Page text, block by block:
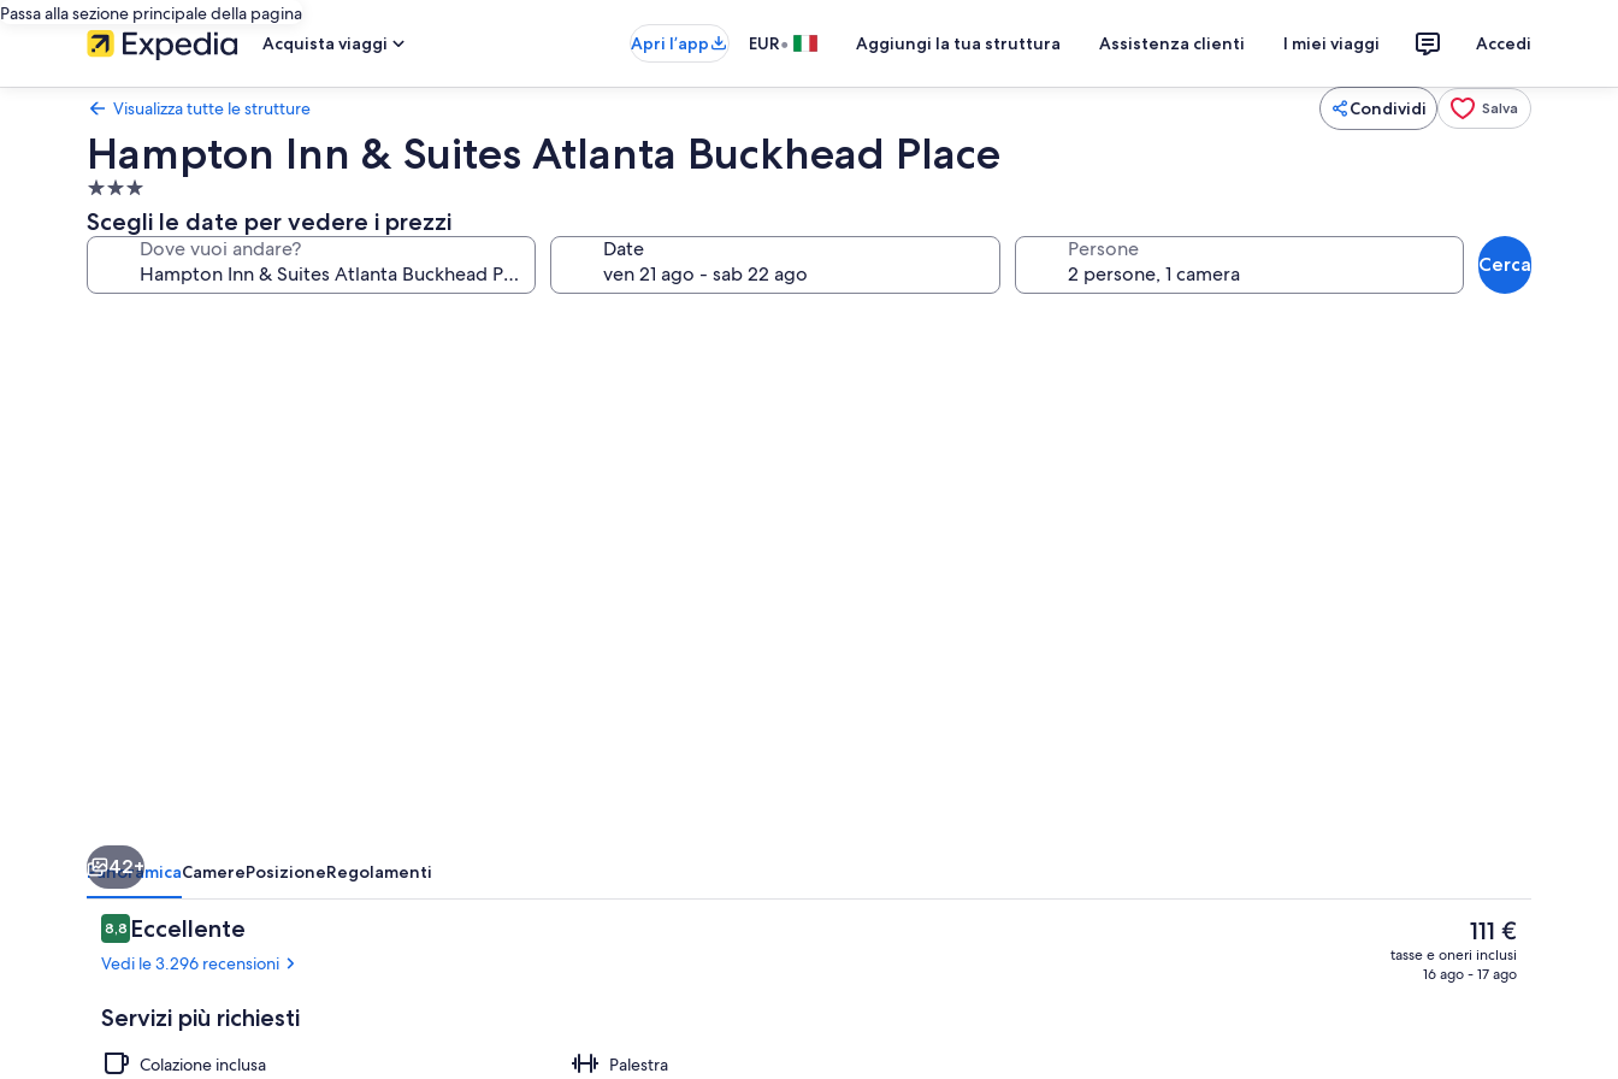
Passa alla sezione principale della pagina
Acquista viaggi
Apri l’app EUR• Aggiungi la tua struttura Assistenza clienti I miei viaggi Accedi
Visualizza tutte le strutture Condividi Salva
Hampton Inn & Suites Atlanta Buckhead Place
Struttura
a
3.0
Scegli le date per vedere i prezzi
Dove vuoi andare? Date Persone
Cerca
Una scrivania, postazione laptop,
42+
PanoramicaCamerePosizioneRegolamenti
Recensioni
8,88,8 su 10
Eccellente
Vedi le 3.296 recensioni
Servizi più richiesti
Colazione inclusa
Palestra
Il
prezzo
attuale
111 €
tasse e oneri inclusi
16 ago - 17 ago